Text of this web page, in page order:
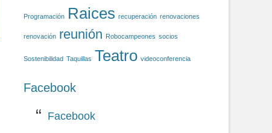
Programación Raices recuperación renovaciones
renovación reunión Robocampeones socios
Sostenibilidad Taquillas Teatro videoconferencia
Facebook
Facebook